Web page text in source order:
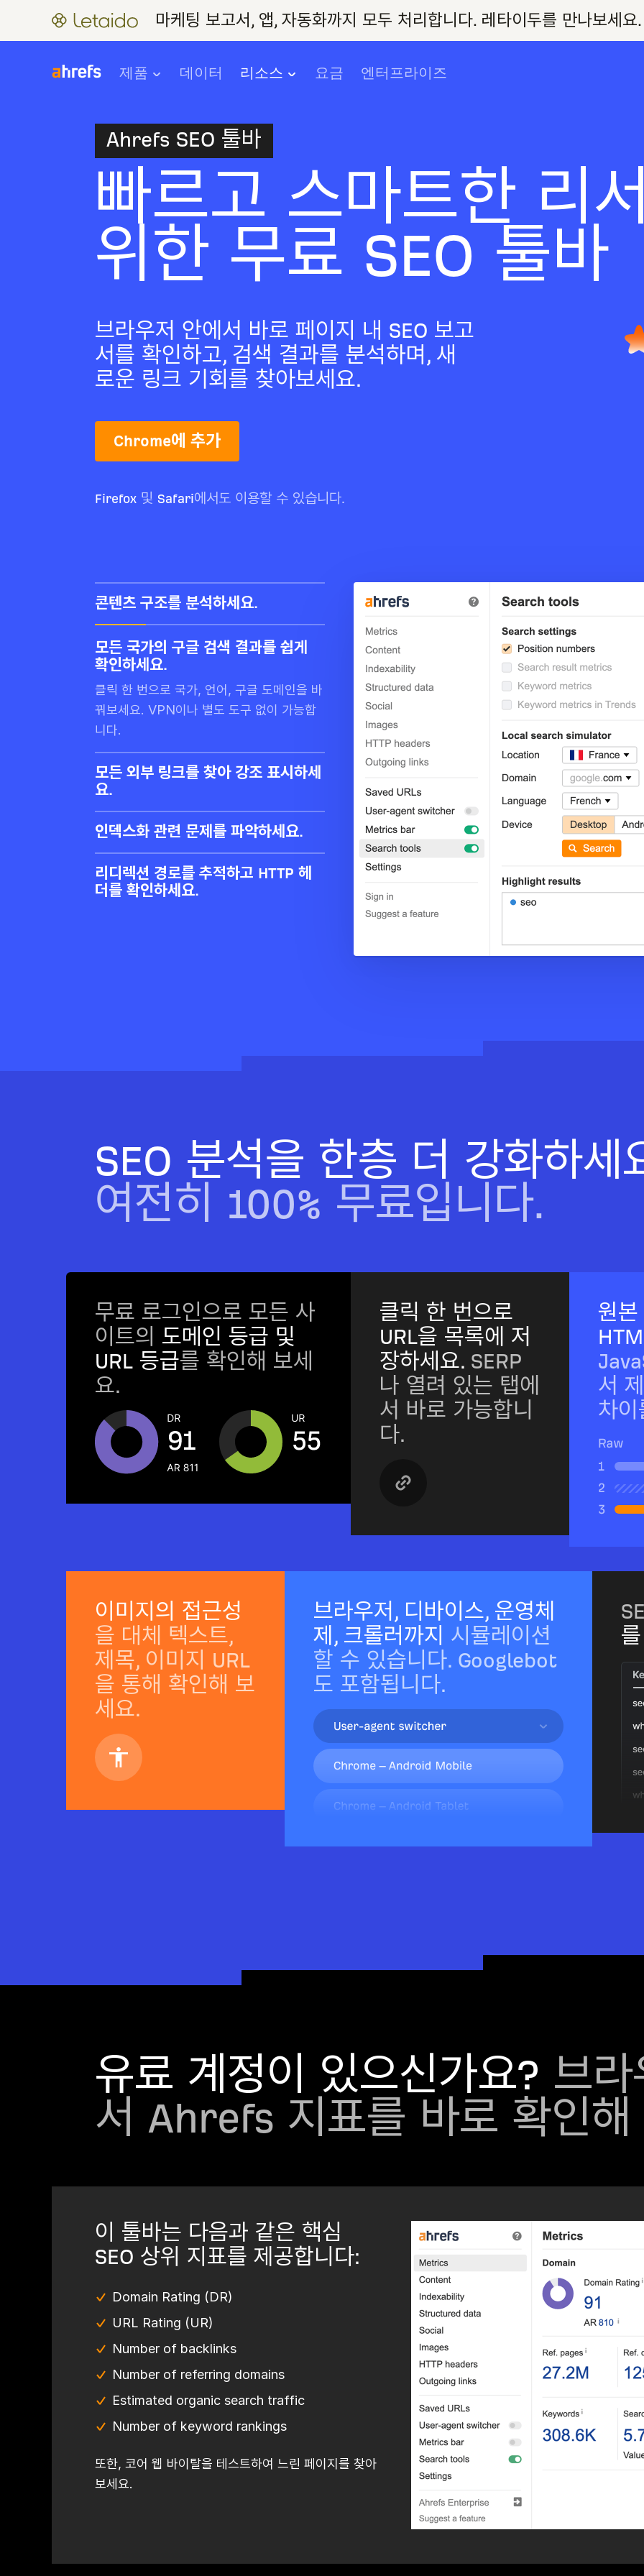
마케팅 보고서, 앱, 자동화까지 모두 처리합니다. 레타이두를 만나보세요.
제품 데이터 리소스 요금 엔터프라이즈
Ahrefs SEO 툴바
빠르고 스마트한 리
위한 무료 SEO 툴바
브라우저 안에서 바로 페이지 내 SEO 보고
서를 확인하고, 검색 결과를 분석하며, 새
로운 링크 기회를 찾아보세요.
Chrome에 추가
Firefox 및 Safari에서도 이용할 수 있습니다.
콘텐츠 구조를 분석하세요.
제목, 메타 설명, 단어 수, 헤딩 구조를 확인
해 누락된 요소, 패턴, 기회를 찾아보세요.
모든 국가의 구글 검색 결과를 쉽게
확인하세요.
클릭 한 번으로 국가, 언어, 구글 도메인을 바
꿔보세요. VPN이나 별도 도구 없이 가능합
니다.
모든 외부 링크를 찾아 강조 표시하세
요.
링크 유형별로 필터링하고, 끊어진 링크 및
리디렉션 링크를 확인하세요. CSV로 내보내
더 정밀하게 분석해 보세요.
인덱스화 관련 문제를 파악하세요.
캐노니컬 태그, noindex/nofollow 지시어,
hreflang 링크, sitemap/robots.txt 규칙
을 한눈에 점검하세요.
리디렉션 경로를 추적하고 HTTP 헤
더를 확인하세요.
SEO 분석을 한층 더 강화하세
여전히 100% 무료입니다.
무료 로그인으로 모든 사
이트의 도메인 등급 및
URL 등급를 확인해 보세
요.
클릭 한 번으로
URL을 목록에 저
장하세요. SERP
나 열려 있는 탭에
서 바로 가능합니
다.
원
서
차이
이미지의 접근성
을 대체 텍스트,
제목, 이미지 URL
을 통해 확인해 보
세요.
브라우저, 디바이스, 운영체
제, 크롤러까지
시뮬레이션
할 수 있습니다. Googlebot
도 포함됩니다.
유료 계정이 있으신가요? 브라
서 Ahrefs 지표를 바로 확인해
이 툴바는 다음과 같은 핵심
SEO 상위 지표를 제공합니다:
Domain Rating (DR)
URL Rating (UR)
Number of backlinks
Number of referring domains
Estimated organic search traffic
Number of keyword rankings
또한, 코어 웹 바이탈을 테스트하여 느린 페이지를 찾아
보세요.